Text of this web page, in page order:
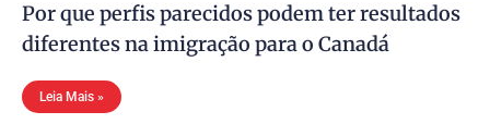
Por que perfis parecidos podem ter resultados
diferentes na imigração para o Canadá
Leia Mais »